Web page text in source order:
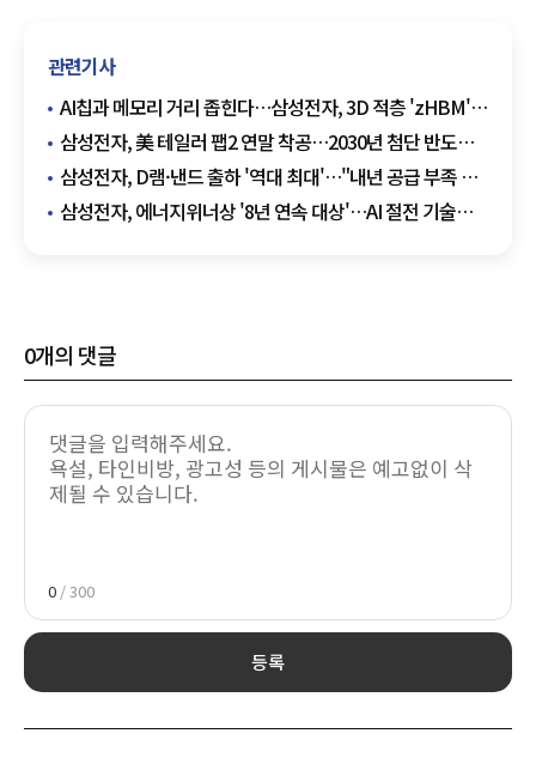
관련기사
AI칩과 메모리 거리 좁힌다…삼성전자, 3D 적층 'zHBM'
첫 공개
삼성전자, 美 테일러 팹2 연말 착공…2030년 첨단 반도체
양산 목표
삼성전자, D램·낸드 출하 '역대 최대'…"내년 공급 부족 더
커진다"
삼성전자, 에너지위너상 '8년 연속 대상'…AI 절전 기술
0개의 댓글
0 / 300
등록